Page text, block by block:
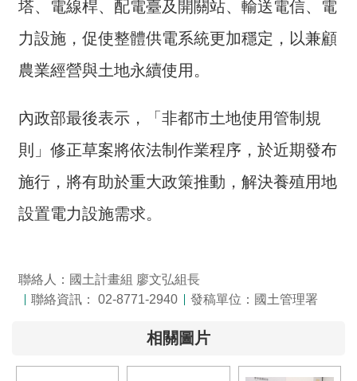
信
箱
雙
詞
彙
見
問
答
子
塔、電線桿、配電臺及開關站、輸送電信、電
力設施，促使整體供電系統更加穩定，以兼顧
農業經營與土地永續使用。
內政部最後表示，「非都市土地使用管制規
則」修正草案將依法制作業程序，於近期發布
施行，將有助於重大政策推動，解決養殖用地
設置電力設施需求。
聯絡人：國土計畫組 廖文弘組長
聯絡資訊： 02-8771-2940
發稿單位：國土管理署
相關圖片